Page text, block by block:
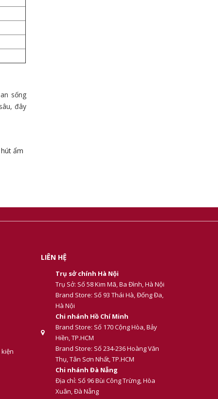
sống
đây
ẩm
LIÊN HỆ
Trụ sở chính Hà Nội
Trụ Sở: Số 58 Kim Mã, Ba Đình, Hà Nội
Brand Store: Số 93 Thái Hà, Đống Đa,
Hà Nội
Chi nhánh Hồ Chí Minh
Brand Store: Số 170 Cộng Hòa, Bảy
Hiền, TP.HCM
Brand Store: Số 234-236 Hoàng Văn
Thụ, Tân Sơn Nhất, TP.HCM
Chi nhánh Đà Nẵng
Địa chỉ: Số 96 Bùi Công Trừng, Hòa
Xuân, Đà Nẵng